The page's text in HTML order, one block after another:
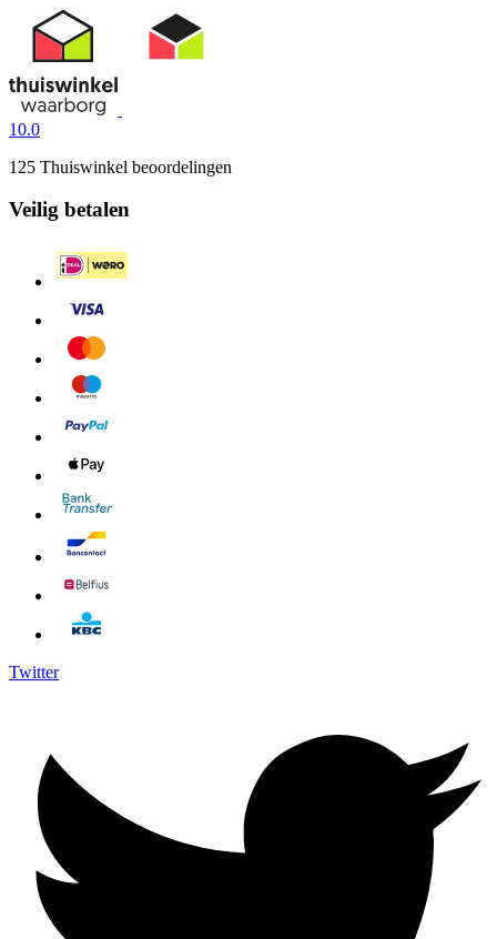
10.0
125 Thuiswinkel beoordelingen
Veilig betalen
Twitter